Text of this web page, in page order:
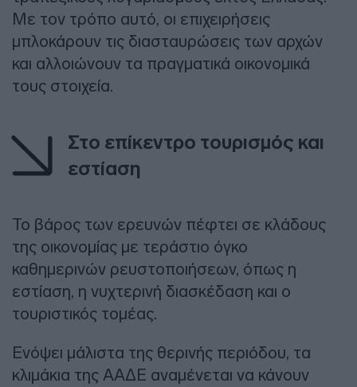
Με τον τρόπο αυτό, οι επιχειρήσεις
μπλοκάρουν τις διασταυρώσεις των αρχών
και αλλοιώνουν τα πραγματικά οικονομικά
τους στοιχεία.
Στο επίκεντρο τουρισμός και
εστίαση
Το βάρος των ερευνών πέφτει σε κλάδους
της οικονομίας με τεράστιο όγκο
καθημερινών ρευστοποιήσεων, όπως η
εστίαση, η νυχτερινή διασκέδαση και ο
τουριστικός τομέας.
Ενόψει μάλιστα της θερινής περιόδου, τα
κλιμάκια της ΑΑΔΕ αναμένεται να κάνουν